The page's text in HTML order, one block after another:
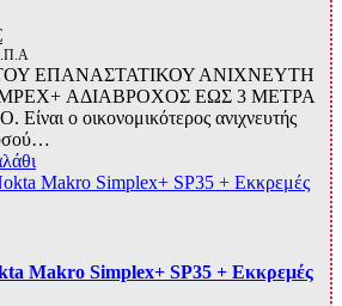
Η
τρέχουσα
τιμή
είναι:
610,00 €.
ΕΠΑΝΑΣΤΑΤΙΚΟΥ ΑΝΙΧΝΕΥΤΗ
ΑΔΙΑΒΡΟΧΟΣ ΕΩΣ 3 ΜΕΤΡΑ
ο οικονομικότερος ανιχνευτής
Makro Simplex+ SP35 + Εκκρεμές